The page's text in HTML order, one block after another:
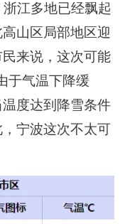
江多地已经飘起
山区局部地区迎
来说，这次可能
于气温下降缓
度达到降雪条件
宁波这次不太可